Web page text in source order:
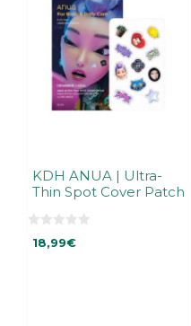
KDH ANUA | Ultra-
Thin Spot Cover Patch
18,99€